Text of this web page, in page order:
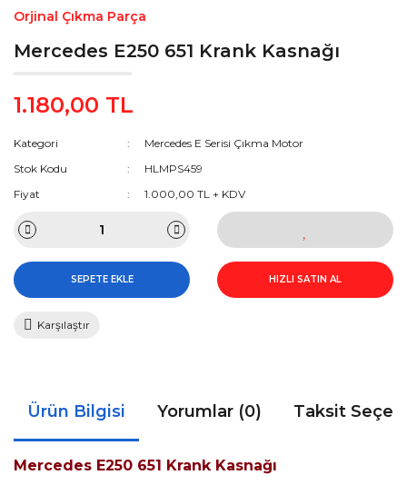
Orjinal Çıkma Parça
Mercedes E250 651 Krank Kasnağı
1.180,00 TL
Kategori
Mercedes E Serisi Çıkma Motor
Stok Kodu
HLMPS459
Fiyat
1.000,00 TL + KDV
SEPETE EKLE HIZLI SATIN AL
Karşılaştır
Ürün Bilgisi Yorumlar (0) Taksit
Mercedes E250 651 Krank Kasnağı